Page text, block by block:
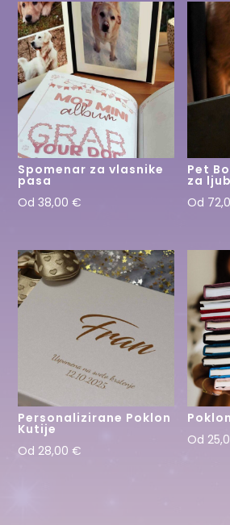
Spomenar za vlasnike
pasa
Od38,00€
Pet
za
Od
Personalizirane Poklon
Kutije
Od 28,00€
Od